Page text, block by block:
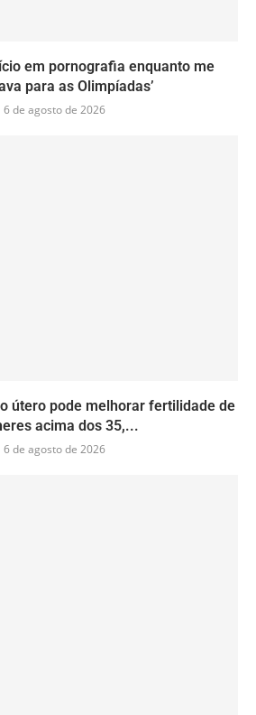
em pornografia enquanto me
para as Olimpíadas’
6 de agosto de 2026
útero pode melhorar fertilidade de
acima dos 35,...
6 de agosto de 2026